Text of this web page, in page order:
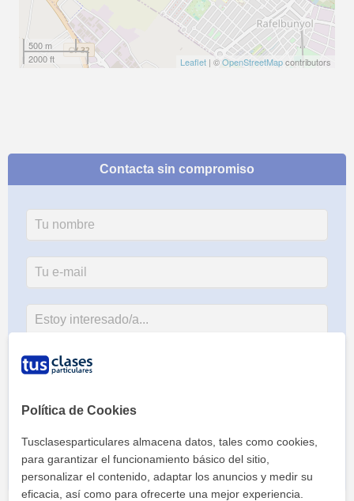
500 m
2000 ft
Leaflet | ©OpenStreetMapcontributors
Contacta sin compromiso
Al hacer clic, aceptas nuestro
Política de Cookies
Tusclasesparticulares almacena datos, tales como cookies,
para garantizar el funcionamiento básico del sitio,
personalizar el contenido, adaptar los anuncios y medir su
eficacia, así como para ofrecerte una mejor experiencia.